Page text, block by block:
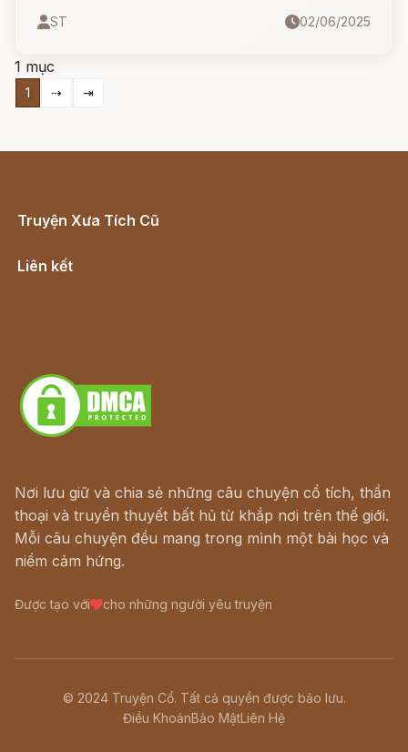
dược giúp trường sinh bất tử.
ST 02/06/2025
1 mục
1 ⇢ ⇥
Truyện Xưa Tích Cũ
Liên kết
Nơi lưu giữ và chia sẻ những câu chuyện cổ tích, thần
thoại và truyền thuyết bất hủ từ khắp nơi trên thế giới.
Mỗi câu chuyện đều mang trong mình một bài học và
niềm cảm hứng.
Được tạo với cho những người yêu truyện
© 2024 Truyện Cổ. Tất cả quyền được bảo lưu.
Điều KhoảnBảo MậtLiên Hệ